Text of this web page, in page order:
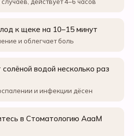
к щеке на 10–15 минут
и облегчает боль
водой несколько раз
и инфекции дёсен
в Стоматологию АааМ